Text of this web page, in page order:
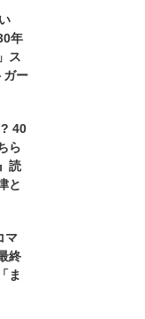
年
ス
ガー
40
ら
読
と
マ
終
ま